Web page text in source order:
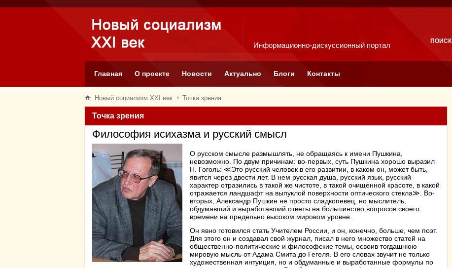
Информационно-дискуссионный портал ПОИСК
Главная О проекте Новости Актуально Блоги Контакты
Новый социализм XXI век Точка зрения
Точка зрения
Философия исихазма и русский смысл
О русском смысле размышлять, не обращаясь к имени Пушкина,
невозможно. По двум причинам: во-первых, суть Пушкина хорошо выразил
Н. Гоголь: ≪Это русский человек в его развитии, в каком он, может быть,
явится через двести лет. В нем русская душа, русский язык, русский
характер отразились в такой же чистоте, в такой очищенной красоте, в какой
отражается ландшафт на выпуклой поверхности оптического стекла≫. Во-
вторых, Александр Пушкин не просто сладкопевец, но мыслитель,
обдумавший и выработавший ответы на большинство вопросов своего
времени на предельно высоком мировом уровне.
Он явно готовился стать Учителем России, и он, конечно, больше, чем поэт.
Для этого он и создавал свой журнал, писал в него множество статей на
общественно-политические и философские темы, освоив тогдашнюю
мировую мысль от Адама Смита до Гегеля. В его словах звучит не только
художественная интуиция, но и обдуманные и выработанные формулы по